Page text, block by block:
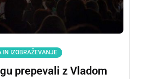
IN IZOBRAŽEVANJE
prepevali z Vladom